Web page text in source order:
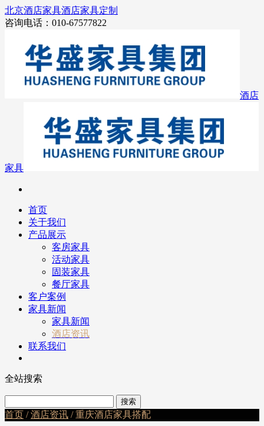
北京酒店家具酒店家具定制
咨询电话：010-67577822
酒店
家具
首页
关于我们
产品展示
客房家具
活动家具
固装家具
餐厅家具
客户案例
家具新闻
家具新闻
酒店资讯
联系我们
全站搜索
首页 /酒店资讯 / 重庆酒店家具搭配